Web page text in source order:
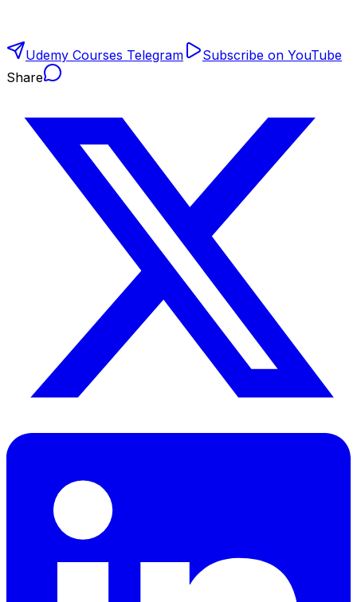
Udemy Courses Telegram
Subscribe on YouTube
Share